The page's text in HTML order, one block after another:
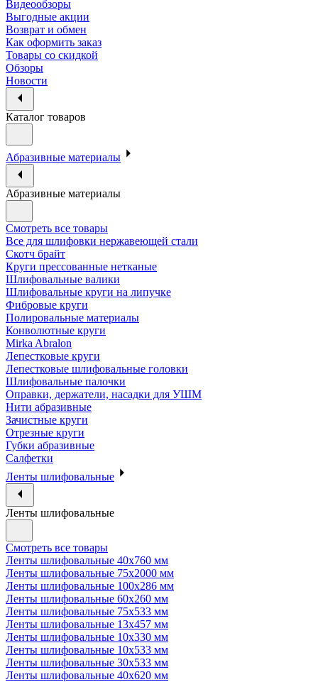
Видеообзоры
Выгодные акции
Возврат и обмен
Как оформить заказ
Товары со скидкой
Обзоры
Новости
Каталог товаров
Абразивные материалы
Абразивные материалы
Смотреть все товары
Все для шлифовки нержавеющей стали
Скотч брайт
Круги прессованные нетканые
Шлифовальные валики
Шлифовальные круги на липучке
Фибровые круги
Полировальные материалы
Конволютные круги
Mirka Abralon
Лепестковые круги
Лепестковые шлифовальные головки
Шлифовальные палочки
Оправки, держатели, насадки для УШМ
Нити абразивные
Зачистные круги
Отрезные круги
Губки абразивные
Салфетки
Ленты шлифовальные
Ленты шлифовальные
Смотреть все товары
Ленты шлифовальные 40х760 мм
Ленты шлифовальные 75х2000 мм
Ленты шлифовальные 100х286 мм
Ленты шлифовальные 60х260 мм
Ленты шлифовальные 75х533 мм
Ленты шлифовальные 13х457 мм
Ленты шлифовальные 10х330 мм
Ленты шлифовальные 10х533 мм
Ленты шлифовальные 30х533 мм
Ленты шлифовальные 40х620 мм